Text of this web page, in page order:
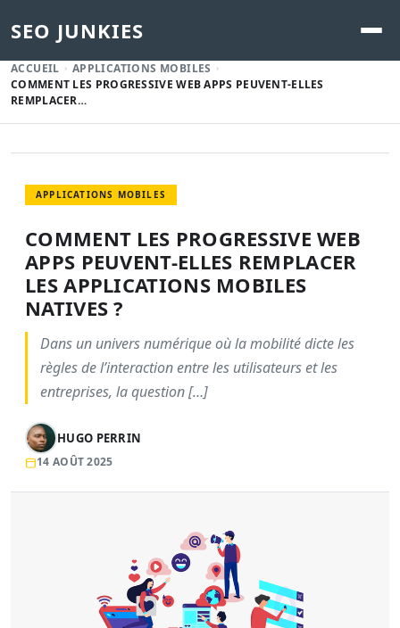
SEO JUNKIES
ACCUEIL
APPLICATIONS MOBILES
COMMENT LES PROGRESSIVE WEB APPS PEUVENT-ELLES
REMPLACER…
APPLICATIONS MOBILES
COMMENT LES PROGRESSIVE WEB
APPS PEUVENT-ELLES REMPLACER
LES APPLICATIONS MOBILES
NATIVES ?
Dans un univers numérique où la mobilité dicte les
règles de l’interaction entre les utilisateurs et les
entreprises, la question […]
HUGO PERRIN
14 AOÛT 2025